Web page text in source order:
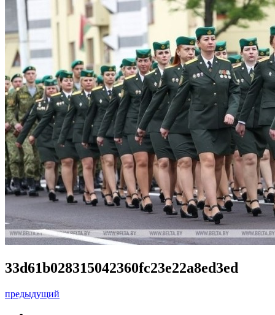
33d61b028315042360fc23e22a8ed3ed
предыдущий